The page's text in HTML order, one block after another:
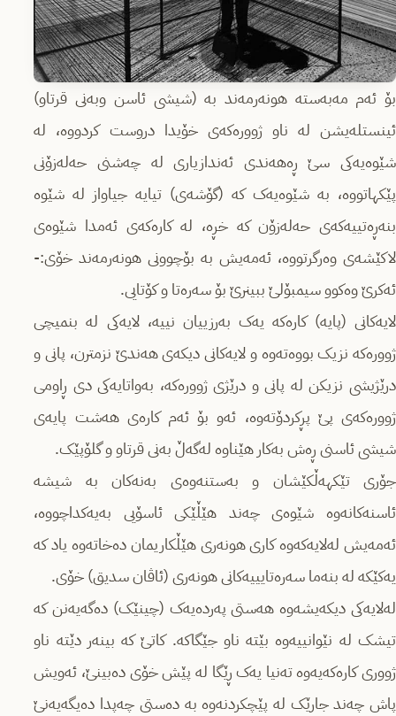
بۆ ئەم مەبەستە هونەرمەند بە (شیشی ئاسن وبەنی قرتاو)
ئینستلەیشن لە ناو ژوورەکەی خۆیدا دروست کردووە، لە
شێوەیەکی سێ ڕەهەندی ئەندازیاری لە چەشنی حەلەزۆنی
پێکهاتووە، بە شێوەیەک کە (گۆشەی) تیایە جیاواز لە شێوە
بنەڕەتییەکەی حەلەزۆن کە خڕە، لە کارەکەی ئەمدا شێوەی
لاکێشەی وەرگرتووە، ئەمەیش بە بۆچوونی هونەرمەند خۆی:-
ئەکرێ وەکوو سیمبۆلێ ببینرێ بۆ سەرەتا و کۆتایی.
لایەکانی (پایە) کارەکە یەک بەرزییان نییە، لایەکی لە بنمیچی
ژوورەکە نزیک بووەتەوە و لایەکانی دیکەی هەندێ نزمترن، پانی و
درێژیشی نزیکن لە پانی و درێژی ژوورەکە، بەواتایەکی دی ڕاومی
ژوورەکەی پێ پڕکردۆتەوە، ئەو بۆ ئەم کارەی هەشت پایەی
شیشی ئاسنی ڕەش بەکار هێناوە لەگەڵ بەنی قرتاو و گلۆپێک.
جۆری تێکهەڵکێشان و بەستنەوەی بەنەکان بە شیشە
ئاسنەکانەوە شێوەی چەند هێڵێکی ئاسۆیی بەیەکداچووە،
ئەمەیش لەلایەکەوە کاری هونەری هێڵکاریمان دەخاتەوە یاد کە
یەکێکە لە بنەما سەرەتایییەکانی هونەری (ئاڤان سدیق) خۆی.
لەلایەکی دیکەیشەوە هەستی پەردەیەک (چینێک) دەگەیەنن کە
تیشک لە نێوانییەوە بێتە ناو جێگاکە. کاتێ کە بینەر دێتە ناو
ژووری کارەکەیەوە تەنیا یەک ڕێگا لە پێش خۆی دەبینێ، ئەویش
پاش چەند جارێک لە پێچکردنەوە بە دەستی چەپدا دەیگەیەنێ